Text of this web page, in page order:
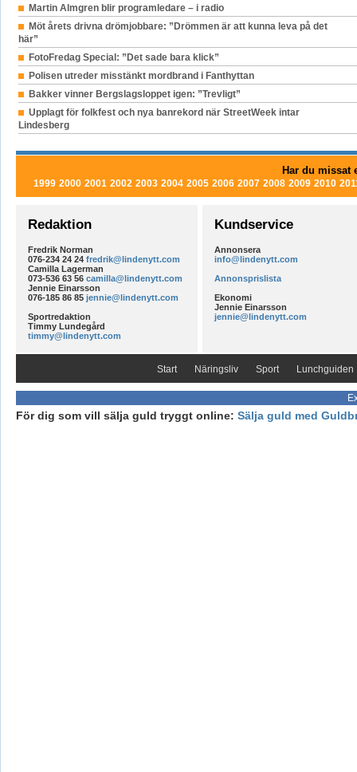
Martin Almgren blir programledare – i radio
Möt årets drivna drömjobbare: ”Drömmen är att kunna leva på det
här”
FotoFredag Special: ”Det sade bara klick”
Polisen utreder misstänkt mordbrand i Fanthyttan
Bakker vinner Bergslagsloppet igen: ”Trevligt”
Upplagt för folkfest och nya banrekord när StreetWeek intar
Lindesberg
Har du missat
1999 2000 2001 2002 2003 2004 2005 2006 2007 2008 2009 2010
Redaktion
Fredrik Norman
076-234 24 24 fredrik@lindenytt.com
Camilla Lagerman
073-536 63 56 camilla@lindenytt.com
Jennie Einarsson
076-185 86 85 jennie@lindenytt.com
Sportredaktion
Timmy Lundegård
timmy@lindenytt.com
Kundservice
Annonsera
info@lindenytt.com
Annonsprislista
Ekonomi
Jennie Einarsson
jennie@lindenytt.com
Start Näringsliv Sport Lunchguiden
För dig som vill sälja guld tryggt online: Sälja guld med